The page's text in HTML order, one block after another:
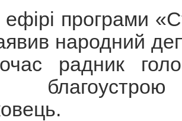
програми
народний
радник